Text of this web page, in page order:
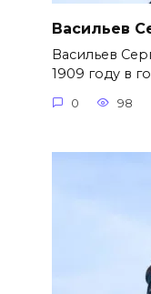
Васильев
Васильев
1909 году в
0 98